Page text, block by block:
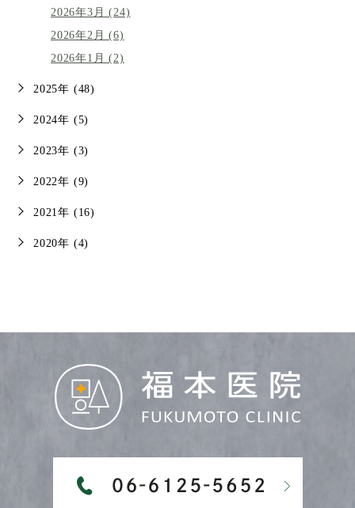
2026年3月 (24)
2026年2月 (6)
2026年1月 (2)
2025年 (48)
2024年 (5)
2023年 (3)
2022年 (9)
2021年 (16)
2020年 (4)